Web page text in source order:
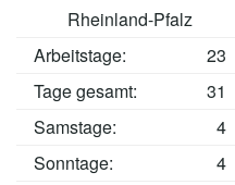
Rheinland-Pfalz
Arbeitstage:
23
Tage gesamt:
31
Samstage:
4
Sonntage:
4